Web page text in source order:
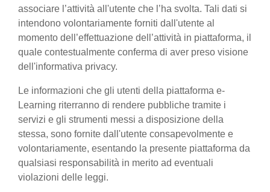
associare l’attività all'utente che l’ha svolta. Tali dati si
intendono volontariamente forniti dall'utente al
momento dell’effettuazione dell’attività in piattaforma, il
quale contestualmente conferma di aver preso visione
dell'informativa privacy.
Le informazioni che gli utenti della piattaforma e-
Learning riterranno di rendere pubbliche tramite i
servizi e gli strumenti messi a disposizione della
stessa, sono fornite dall'utente consapevolmente e
volontariamente, esentando la presente piattaforma da
qualsiasi responsabilità in merito ad eventuali
violazioni delle leggi.